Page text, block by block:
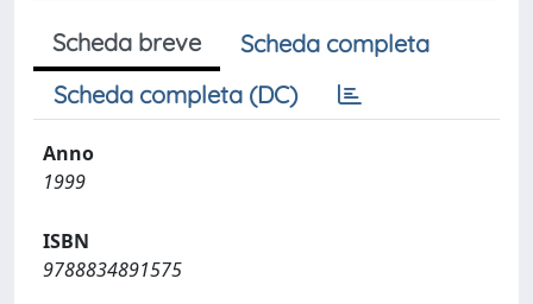
Scheda breve
Scheda completa
Scheda completa (DC)
Anno
1999
ISBN
9788834891575